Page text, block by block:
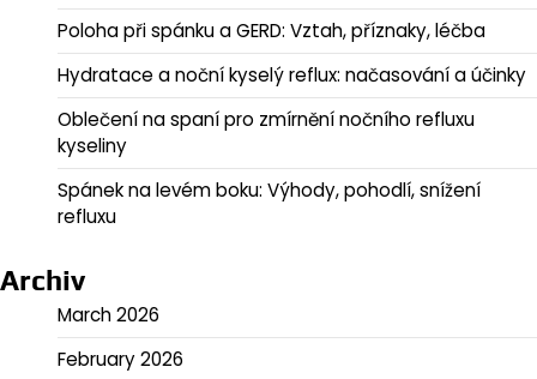
Poloha při spánku a GERD: Vztah, příznaky, léčba
Hydratace a noční kyselý reflux: načasování a účinky
Oblečení na spaní pro zmírnění nočního refluxu
kyseliny
Spánek na levém boku: Výhody, pohodlí, snížení
refluxu
Archiv
March 2026
February 2026